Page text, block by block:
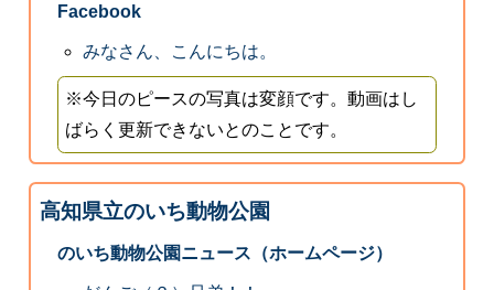
Facebook
みなさん、こんにちは。
※今日のピースの写真は変顔です。動画はし
ばらく更新できないとのことです。
高知県立のいち動物公園
のいち動物公園ニュース（ホームページ）